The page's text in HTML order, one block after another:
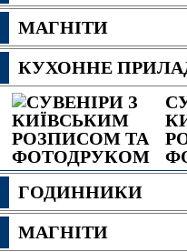
МАГНІТИ
КУХОННЕ
ГОДИННИКИ
МАГНІТИ